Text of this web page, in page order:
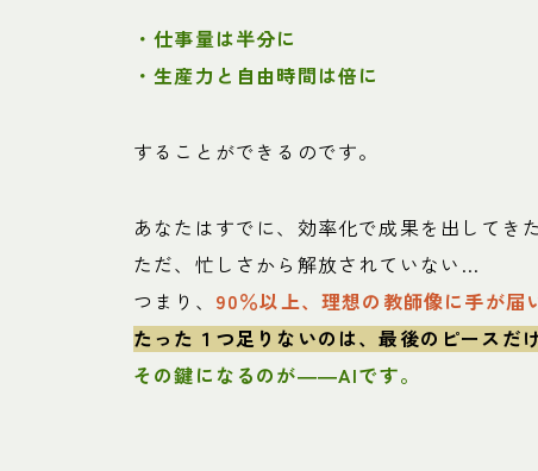
・仕事量は半分に
・生産力と自由時間は倍に
することができるのです。
あなたはすでに、効率化で成果を出してき
ただ、忙しさから解放されていない…
つまり、 90％以上、理想の教師像に手が届
たった１つ足りないのは、最後のピースだけ
その鍵になるのが――AIです。